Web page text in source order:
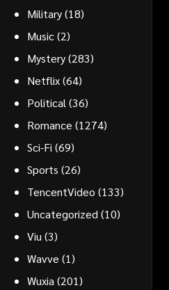
Military(18)
Music(2)
Mystery(283)
Netflix(64)
Political (36)
Romance (1274)
Sci-Fi (69)
Sports (26)
TencentVideo (133)
Uncategorized (10)
Viu (3)
Wavve (1)
Wuxia (201)